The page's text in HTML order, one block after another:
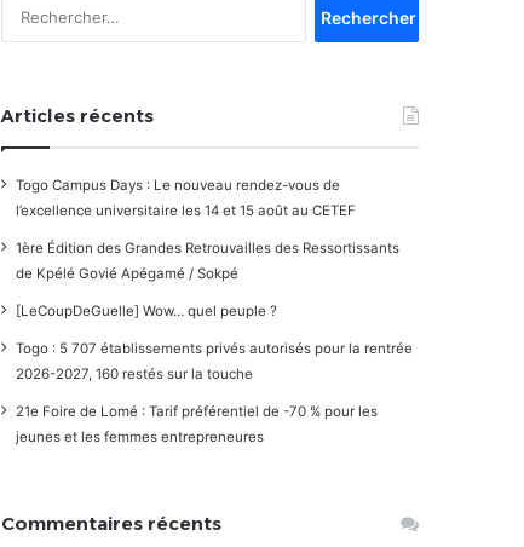
Articles récents
Togo Campus Days : Le nouveau rendez-vous de
l’excellence universitaire les 14 et 15 août au CETEF
1ère Édition des Grandes Retrouvailles des Ressortissants
de Kpélé Govié Apégamé / Sokpé
[LeCoupDeGuelle] Wow… quel peuple ?
Togo : 5 707 établissements privés autorisés pour la rentrée
2026-2027, 160 restés sur la touche
21e Foire de Lomé : Tarif préférentiel de -70 % pour les
jeunes et les femmes entrepreneures
Commentaires récents